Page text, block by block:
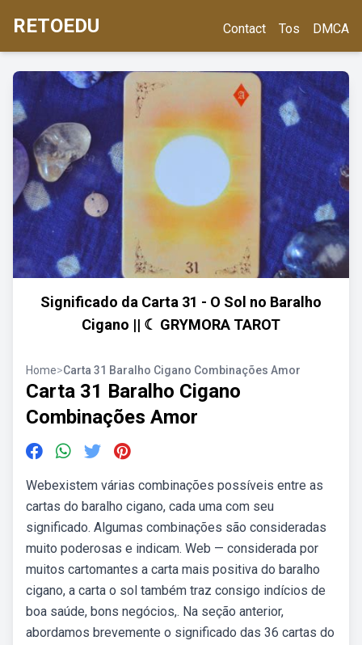
RETOEDU Contact Tos DMCA
Significado da Carta 31 - O Sol no Baralho
Cigano || ☾ GRYMORA TAROT
Home>Carta 31 Baralho Cigano Combinações Amor
Carta 31 Baralho Cigano
Combinações Amor
Webexistem várias combinações possíveis entre as
cartas do baralho cigano, cada uma com seu
significado. Algumas combinações são consideradas
muito poderosas e indicam. Web — considerada por
muitos cartomantes a carta mais positiva do baralho
cigano, a carta o sol também traz consigo indícios de
boa saúde, bons negócios,. Na seção anterior,
abordamos brevemente o significado das 36 cartas do